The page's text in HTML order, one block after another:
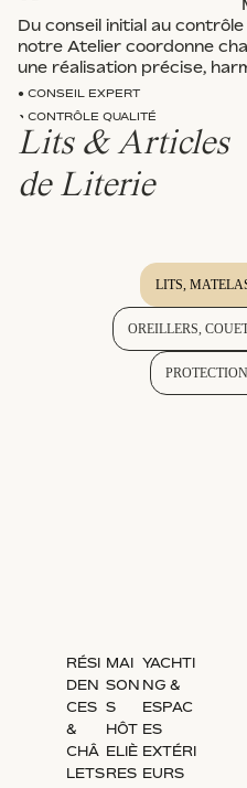
RÉSI
DEN
CES
&
CHÂ
LETS
MAI
SON
S
HÔT
ELIÈ
RES
YACHTI
NG &
ESPAC
ES
EXTÉRI
EURS
Du conseil initial au
notre Atelier coordonne
une réalisation précise,
● CONSEIL EXPERT
● CONTRÔLE QUALITÉ
Lits & Articles
de Literie
LITS,
OREILLERS,
Matelas